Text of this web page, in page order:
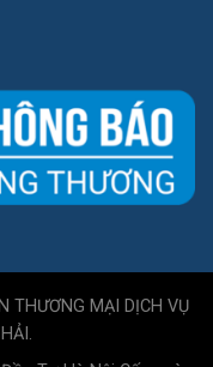
THƯƠNG MẠI DỊCH VỤ